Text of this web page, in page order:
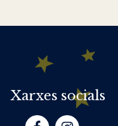
Xarxes socials